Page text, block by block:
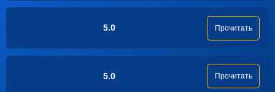
5.0 Прочитать
5.0 Прочитать